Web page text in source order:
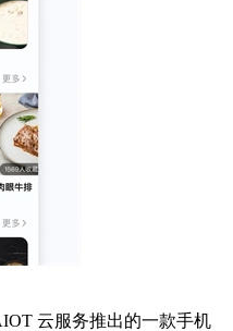
云服务推出的一款手机